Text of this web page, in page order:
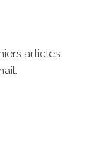
articles